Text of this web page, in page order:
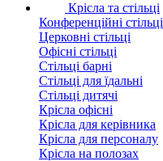
Крісла та стільці
Конференційні стільці
Церковні стільці
Офісні стільці
Стільці барні
Стільці для їдальні
Стільці дитячі
Крісла офісні
Крісла для керівника
Крісла для персоналу
Крісла на полозах